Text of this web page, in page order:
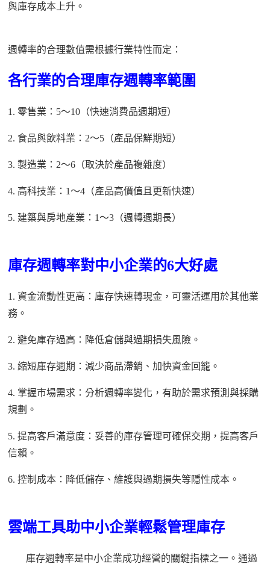
與庫存成本上升。
週轉率的合理數值需根據行業特性而定：
各行業的合理庫存週轉率範圍
1. 零售業： 5～10（快速消費品週期短）
2. 食品與飲料業： 2～5（產品保鮮期短）
3.製造業： 2～6（取決於產品複雜度）
4. 高科技業： 1～4（產品高價值且更新快速）
5. 建築與房地產業： 1～3（週轉週期長）
庫存週轉率對中小企業的6大好處
1. 資金流動性更高：庫存快速轉現金，可靈活運用於其他業
務。
2. 避免庫存過高：降低倉儲與過期損失風險。
3. 縮短庫存週期：減少商品滯銷、加快資金回籠。
4. 掌握市場需求：分析週轉率變化，有助於需求預測與採購
規劃。
5. 提高客戶滿意度：妥善的庫存管理可確保交期，提高客戶
信賴。
6. 控制成本：降低儲存、維護與過期損失等隱性成本。
雲端工具助中小企業輕鬆管理庫存
庫存週轉率是中小企業成功經營的關鍵指標之一。通過